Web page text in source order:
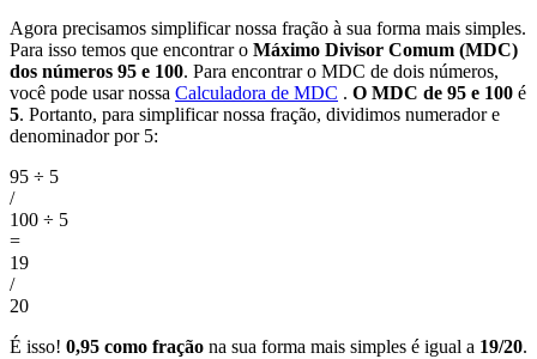
Agora precisamos simplificar nossa fração à sua forma mais simples.
Para isso temos que encontrar o Máximo Divisor Comum (MDC)
dos números 95 e 100. Para encontrar o MDC de dois números,
você pode usar nossa Calculadora de MDC . O MDC de 95 e 100 é
5. Portanto, para simplificar nossa fração, dividimos numerador e
denominador por 5:
95 ÷ 5
/
100 ÷ 5
=
19
/
20
É isso! 0,95 como fração na sua forma mais simples é igual a 19/20.